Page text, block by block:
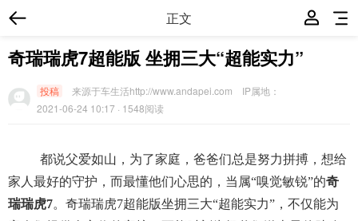
正文
奇瑞瑞虎7超能版 坐拥三大“超能实力”
投稿 来源于车生活http://www.andapei.com
IP属地：
2021-06-24 10:17 · 1548阅读
都说父爱如山，为了家庭，爸爸们总是努力拼搏，想给
家人最好的守护，而最懂他们心思的，当属“嗅觉敏锐”的奇
瑞瑞虎7。奇瑞瑞虎7超能版坐拥三大“超能实力”，不仅能为